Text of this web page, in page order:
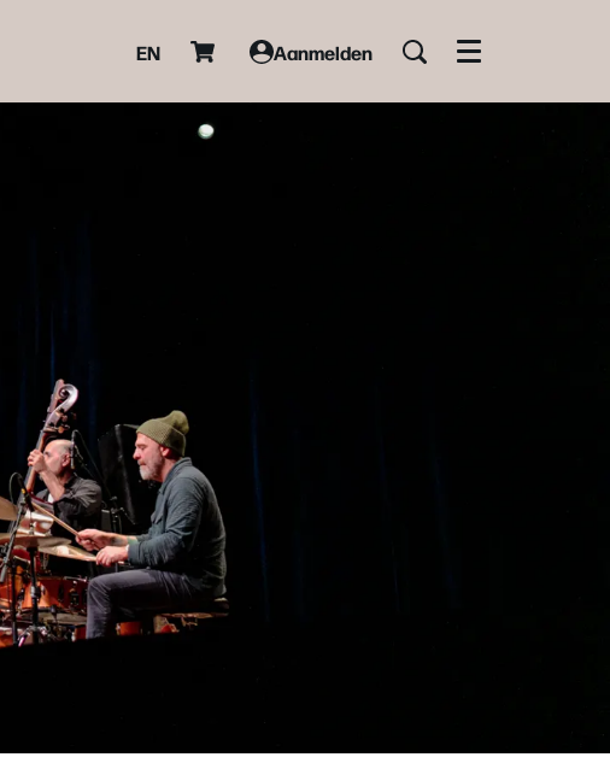
EN Aanmelden Menu